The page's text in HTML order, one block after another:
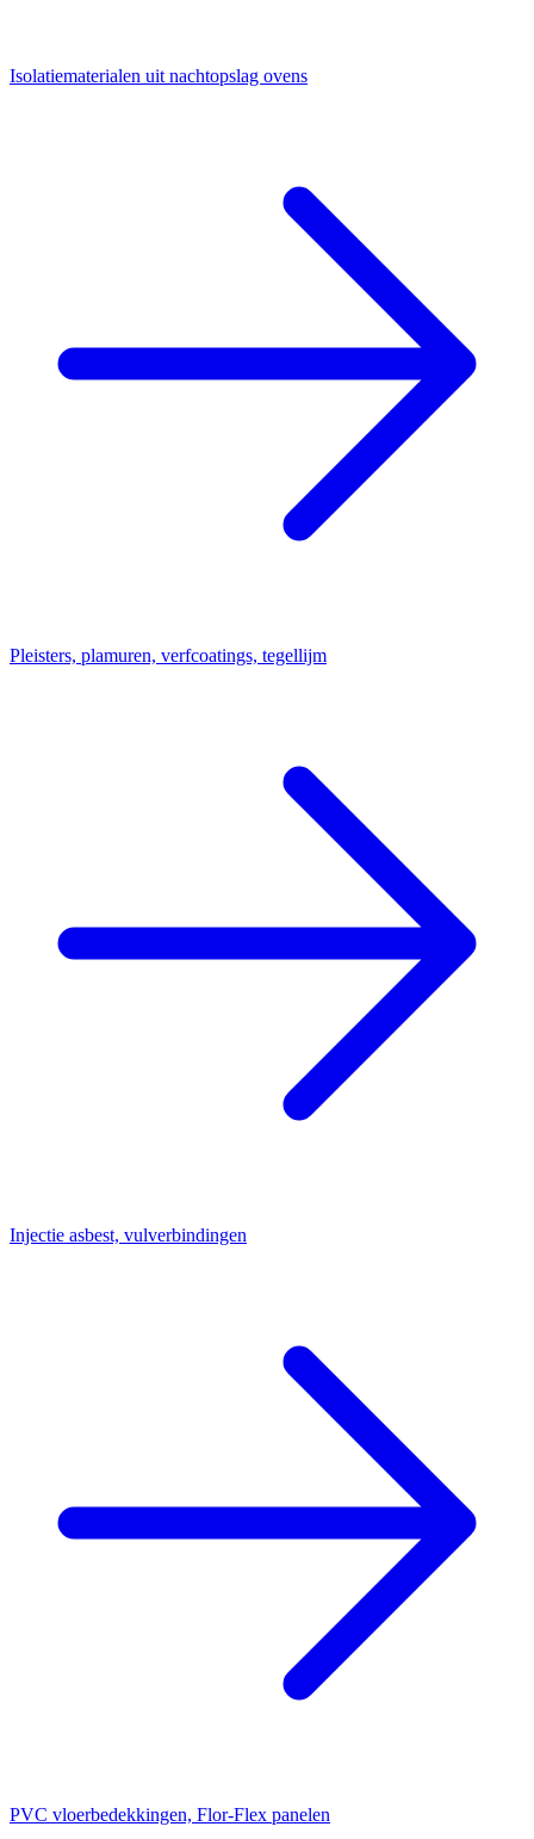
Isolatiematerialen uit nachtopslag ovens
Pleisters, plamuren, verfcoatings, tegellijm
Injectie asbest, vulverbindingen
PVC vloerbedekkingen, Flor-Flex panelen